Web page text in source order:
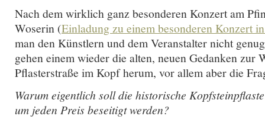
Nach dem wirklich ganz besonderen Konzert am
Woserin (Einladung zu einem besonderen Konzert
man den Künstlern und dem Veranstalter nicht
gehen einem wieder die alten, neuen Gedanken zur
Pflasterstraße im Kopf herum, vor allem aber die
Warum eigentlich soll die historische
um jeden Preis beseitigt werden?